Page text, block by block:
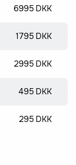
6995 DKK
1795 DKK
2995 DKK
495 DKK
295 DKK